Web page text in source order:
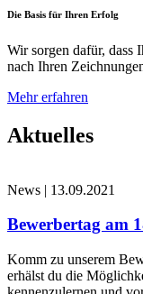
Die Basis für Ihren Erfolg
Wir sorgen dafür, dass
nach Ihren
Mehr erfahren
Aktuelles
News | 13.09.2021
Bewerbertag am
Komm zu unserem
erhälst du die